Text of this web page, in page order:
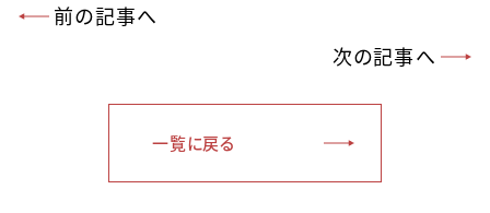
前の記事へ
次の記事へ
一覧に戻る